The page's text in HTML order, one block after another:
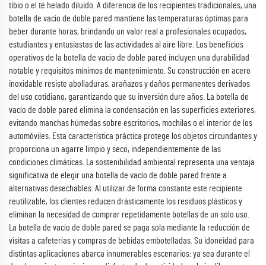
tibio o el té helado diluido. A diferencia de los recipientes tradicionales, una
botella de vacío de doble pared mantiene las temperaturas óptimas para
beber durante horas, brindando un valor real a profesionales ocupados,
estudiantes y entusiastas de las actividades al aire libre. Los beneficios
operativos de la botella de vacío de doble pared incluyen una durabilidad
notable y requisitos mínimos de mantenimiento. Su construcción en acero
inoxidable resiste abolladuras, arañazos y daños permanentes derivados
del uso cotidiano, garantizando que su inversión dure años. La botella de
vacío de doble pared elimina la condensación en las superficies exteriores,
evitando manchas húmedas sobre escritorios, mochilas o el interior de los
automóviles. Esta característica práctica protege los objetos circundantes y
proporciona un agarre limpio y seco, independientemente de las
condiciones climáticas. La sostenibilidad ambiental representa una ventaja
significativa de elegir una botella de vacío de doble pared frente a
alternativas desechables. Al utilizar de forma constante este recipiente
reutilizable, los clientes reducen drásticamente los residuos plásticos y
eliminan la necesidad de comprar repetidamente botellas de un solo uso.
La botella de vacío de doble pared se paga sola mediante la reducción de
visitas a cafeterías y compras de bebidas embotelladas. Su idoneidad para
distintas aplicaciones abarca innumerables escenarios: ya sea durante el